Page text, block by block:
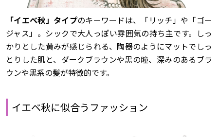
「イエベ秋」タイプのキーワードは、「リッチ」や「ゴー
ジャス」。シックで大人っぽい雰囲気の持ち主です。しっ
かりとした黄みが感じられる、陶器のようにマットでしっ
とりした肌と、ダークブラウンや黒の瞳、深みのあるブラ
ウンや黒系の髪が特徴的です。
イエベ秋に似合うファッション